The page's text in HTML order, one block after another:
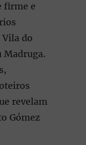
firme e
do
Madruga.
revelam
Gómez